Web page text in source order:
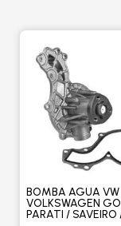
BOMBA AGUA VW
VOLKSWAGEN
PARATI / SAVEIRO